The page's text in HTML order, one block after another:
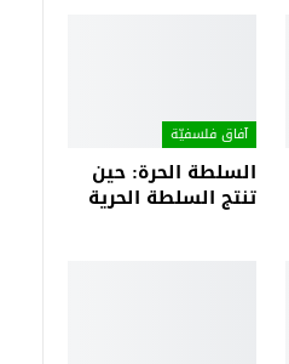
آفاق فلسفيّة‎
السلطة الحرة: حين
تنتج السلطة الحرية